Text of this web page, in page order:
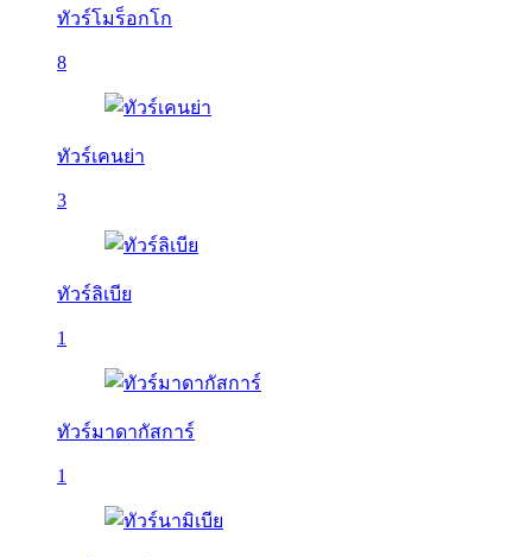
ทัวร์โมร็อกโก
8
ทัวร์เคนย่า
3
ทัวร์ลิเบีย
1
ทัวร์มาดากัสการ์
1